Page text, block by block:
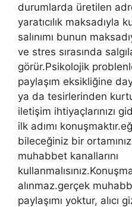
durumlarda üretilen
yaratıcılık maksadıyla
salınımı bunun
ve stres sırasında
görür.Psikolojik
paylaşım eksikliğine
ya da tesirlerinden
iletişim ihtiyaçlarınızı
ilk adımı
bileceğiniz bir
muhabbet kanallarını
alınmaz.gerçek
paylaşımı yoktur, alıcı